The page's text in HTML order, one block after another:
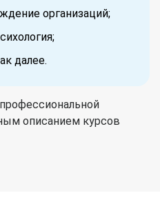
организаций;
далее.
описанием курсов